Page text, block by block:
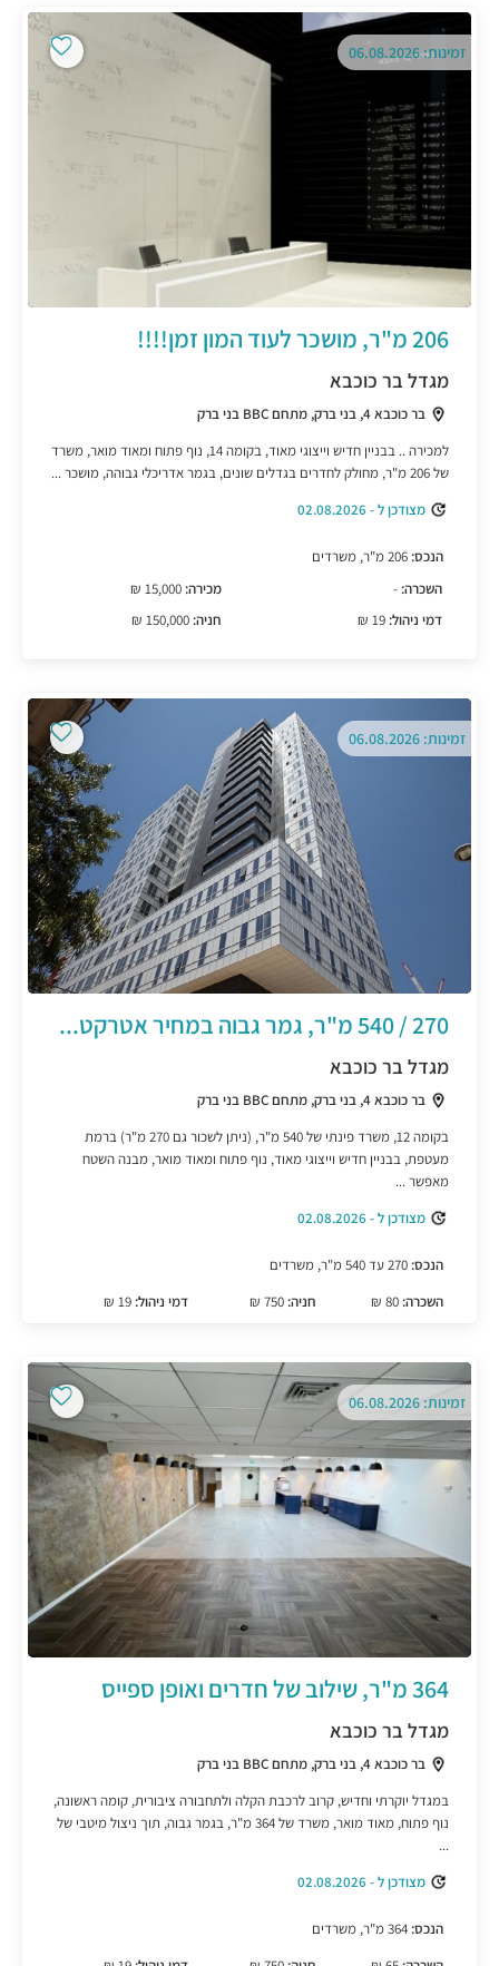
זמינות: 06.08.2026
206 מ"ר, מושכר לעוד המון זמן!!!!
מגדל בר כוכבא
בר כוכבא 4, בני ברק, מתחם BBC בני ברק
למכירה .. בבניין חדיש וייצוגי מאוד, בקומה 14, נוף פתוח ומאוד מואר, משרד
של 206 מ"ר, מחולק לחדרים בגדלים שונים, בגמר אדריכלי גבוהה, מושכר ...
מצודכן ל - 02.08.2026
הנכס:
השכרה: -
דמי ניהול:
מכירה: 15,000 ₪
חניה: 150,000 ₪
זמינות: 06.08.2026
270 / 540 מ"ר, גמר גבוה במחיר אטרקט...
מגדל בר כוכבא
בר כוכבא 4, בני ברק, מתחם BBC בני ברק
בקומה 12, משרד פינתי של 540 מ"ר, (ניתן לשכור גם 270 מ"ר) ברמת
מעטפת, בבניין חדיש וייצוגי מאוד, נוף פתוח ומאוד מואר, מבנה השטח
מאפשר ...
מצודכן ל - 02.08.2026
הנכס:
השכרה:
חניה: 750 ₪ דמי ניהול:
זמינות: 06.08.2026
364 מ"ר, שילוב של חדרים ואופן ספייס
מגדל בר כוכבא
בר כוכבא 4, בני ברק, מתחם BBC בני ברק
במגדל יוקרתי וחדיש, קרוב לרכבת הקלה ולתחבורה ציבורית, קומה ראשונה,
נוף פתוח, מאוד מואר, משרד של 364 מ"ר, בגמר גבוה, תוך ניצול מיטבי של
...
מצודכן ל - 02.08.2026
הנכס: